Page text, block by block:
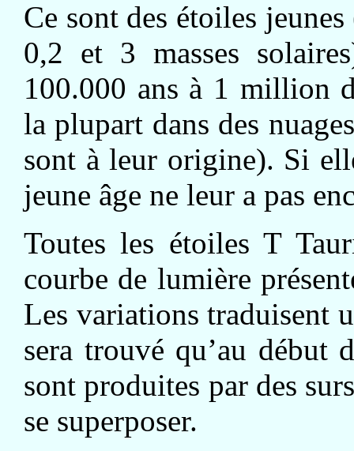
Ce sont des étoiles
0,2 et 3 masses
100.000 ans à 1 million
la plupart dans des
sont à leur origine). Si
jeune âge ne leur a pas
Toutes les étoiles T
courbe de lumière
Les variations traduisent
sera trouvé qu’au début
sont produites par des
se superposer.